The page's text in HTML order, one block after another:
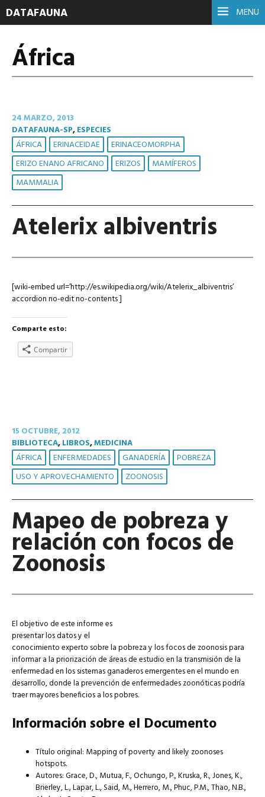
MENU
DATAFAUNA
África
24 MARZO, 2013
DATAFAUNA-SP,ESPECIES
ÁFRICA ERINACEIDAE
ERINACEOMORPHA
ERIZO ENANO AFRICANO
ERIZOS
MAMÍFEROS
MAMMALIA
Atelerix albiventris
[wiki-embed url=’http://es.wikipedia.org/wiki/Atelerix_albiventris’
accordion no-edit no-contents ]
Comparte esto:
Compartir
15 OCTUBRE, 2012
BIBLIOTECA,LIBROS,MEDICINA
ÁFRICA ENFERMEDADES GANADERÍA
POBREZA
USO Y APROVECHAMIENTO
ZOONOSIS
Mapeo de pobreza y
relación con focos de
Zoonosis
El objetivo de este informe es
presentar los datos y el
conocimiento experto sobre la pobreza y los focos de zoonosis para
informar a la priorización de áreas de estudio en la transmisión de la
enfermedad en los sistemas ganaderos emergentes en el mundo en
desarrollo, donde la prevención de enfermedades zoonóticas podría
traer mayores beneficios a los pobres.
Información sobre el Documento
Título original: Mapping of poverty and likely zoonoses
hotspots.
Autores: Grace, D., Mutua, F., Ochungo, P., Kruska, R., Jones, K.,
Brierley, L., Lapar, L., Said, M., Herrero, M., Phuc, P.M., Thao, N.B.,